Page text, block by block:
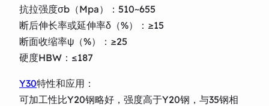
抗拉强度σb（Mpa）：510~655
断后伸长率或延伸率δ（%）：≥15
断面收缩率ψ（%）：≥25
硬度HBW：≤187
Y30特性和应用：
可加工性比Y20钢略好，强度高于Y20钢，与35钢相